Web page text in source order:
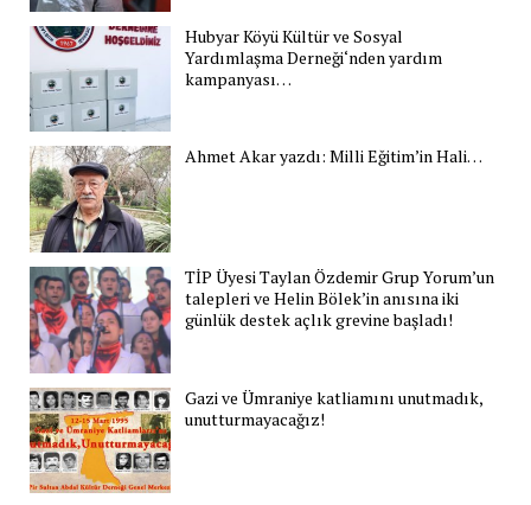
Hubyar Köyü Kültür ve Sosyal
Yardımlaşma Derneği‘nden yardım
kampanyası…
Ahmet Akar yazdı: Milli Eğitim’in Hali…
TİP Üyesi Taylan Özdemir Grup Yorum’un
talepleri ve Helin Bölek’in anısına iki
günlük destek açlık grevine başladı!
Gazi ve Ümraniye katliamını unutmadık,
unutturmayacağız!